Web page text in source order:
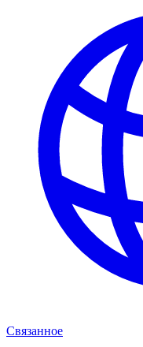
Связанное